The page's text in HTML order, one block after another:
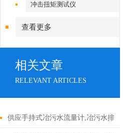
冲击扭矩测试仪
查看更多
相关文章
RELEVANT ARTICLES
供应手持式冶污水流量计,冶污水排